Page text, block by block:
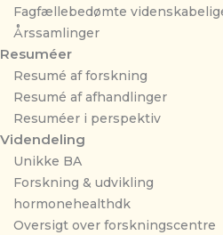
Fagfællebedømte
Årssamlinger
Resuméer
Resumé af forskning
Resumé af afhandlinger
Resuméer i perspektiv
Videndeling
Unikke BA
Forskning & udvikling
hormonehealthdk
Oversigt over forskningscentre